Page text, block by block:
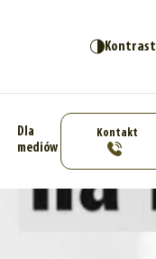
Kontrast
Dla
mediów
Kontakt